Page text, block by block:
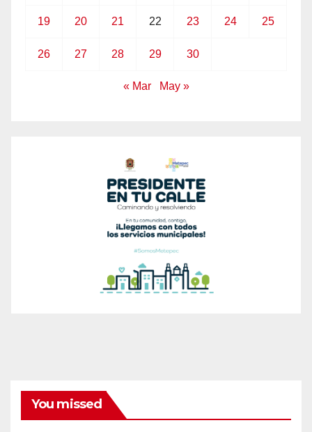
19 20 21 22 23 24 25
26 27 28 29 30
« Mar May »
You missed